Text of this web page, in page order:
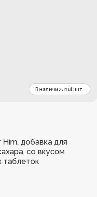
добавка для
со вкусом
таблеток